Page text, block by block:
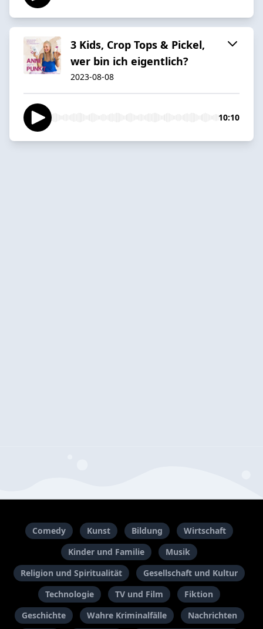
3 Kids, Crop Tops & Pickel,
wer bin ich eigentlich?
2023-08-08
10:10
Comedy Kunst Bildung
Wirtschaft
Kinder und Familie
Musik
Religion und Spiritualität
Gesellschaft und Kultur
Technologie
TV und Film
Fiktion
Geschichte
Wahre Kriminalfälle Nachrichten